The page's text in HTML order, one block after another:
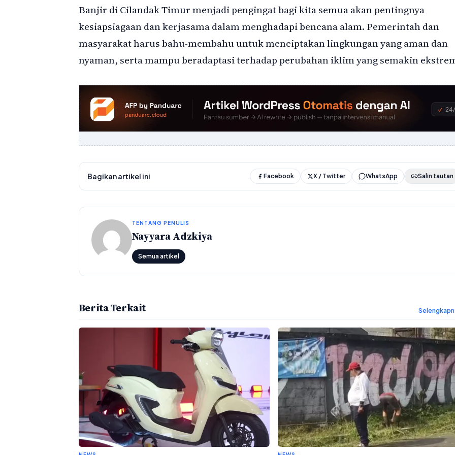
Banjir di Cilandak Timur menjadi pengingat bagi kita semua akan pentingnya
kesiapsiagaan dan kerjasama dalam menghadapi bencana alam. Pemerintah dan
masyarakat harus bahu-membahu untuk menciptakan lingkungan yang aman dan
nyaman, serta mampu beradaptasi terhadap perubahan iklim yang semakin
Bagikan artikel ini Facebook X / Twitter WhatsApp Salin tautan
TENTANG PENULIS
Nayyara Adzkiya
Semua artikel
Berita Terkait